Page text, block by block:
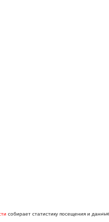
открылись вполне
собирает статистику посещения и данные